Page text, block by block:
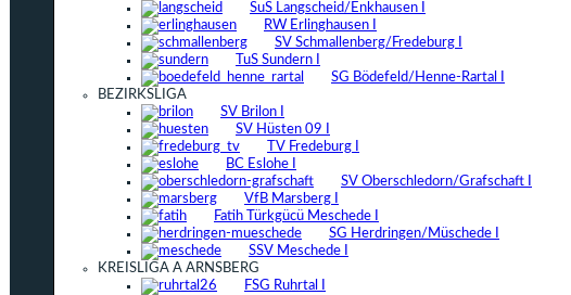
SuS Langscheid/Enkhausen I
RW Erlinghausen I
SV Schmallenberg/Fredeburg I
TuS Sundern I
SG Bödefeld/Henne-Rartal I
BEZIRKSLIGA
SV Brilon I
SV Hüsten 09 I
TV Fredeburg I
BC Eslohe I
SV Oberschledorn/Grafschaft I
VfB Marsberg I
Fatih Türkgücü Meschede I
SG Herdringen/Müschede I
SSV Meschede I
KREISLIGA A ARNSBERG
FSG Ruhrtal I